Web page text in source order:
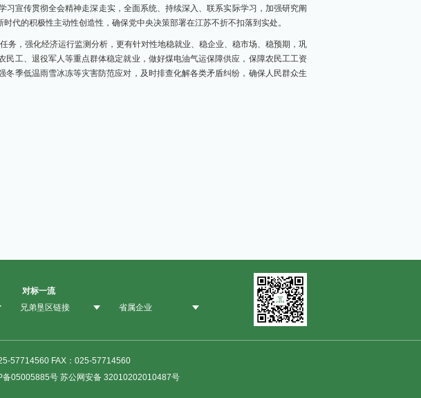
宣传贯彻全会精神走深走实，全面系统、持续深入、联系实际学习，加强研究阐
代的积极性主动性创造性，确保党中央决策部署在江苏不折不扣落到实处。
务，强化经济运行监测分析，更有针对性地稳就业、稳企业、稳市场、稳预期，巩
工、退役军人等重点群体稳定就业，做好煤电油气运保障供应，保障农民工工资
季低温雨雪冰冻等灾害防范应对，及时排查化解各类矛盾纠纷，确保人民群众生
对标一流
兄弟垦区链接 省属企业
57714560 FAX：025-57714560
05005885号 苏公网安备 32010202010487号